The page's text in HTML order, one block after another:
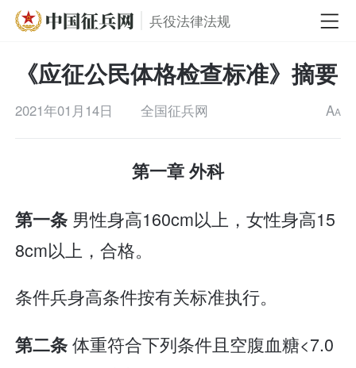
兵役法律法规
《应征公民体格检查标准》摘要
2021年01月14日 全国征兵网 AA
第一章 外科
第一条 男性身高160cm以上，女性身高15
8cm以上，合格。
条件兵身高条件按有关标准执行。
第二条体重符合下列条件且空腹血糖<7.0